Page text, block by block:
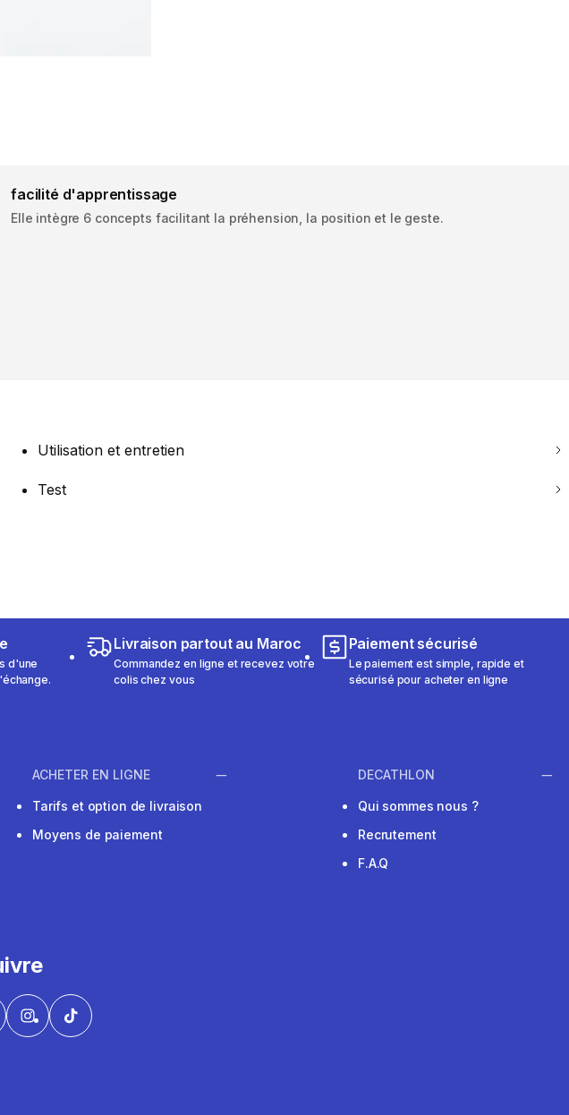
facilité d'apprentissage
Elle intègre 6 concepts facilitant la préhension, la position et le geste.
Utilisation et entretien
Test
d'une
Livraison partout au Maroc
Commandez en ligne et recevez votre
colis chez vous
Paiement sécurisé
Le paiement est simple, rapide et
sécurisé pour acheter en ligne
ACHETER EN LIGNE
Tarifs et option de livraison
Moyens de paiement
DECATHLON
Qui sommes nous ?
Recrutement
F.A.Q